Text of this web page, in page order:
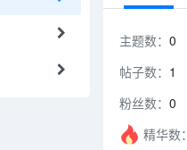
主题数： 0
帖子数： 1
粉丝数： 0
精华数：